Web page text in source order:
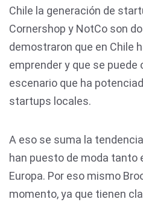
Chile la generación de
Cornershop y NotCo son
demostraron que en Chile
emprender y que se puede
escenario que ha
startups locales.
A eso se suma la
han puesto de moda tanto
Europa. Por eso mismo
momento, ya que tienen